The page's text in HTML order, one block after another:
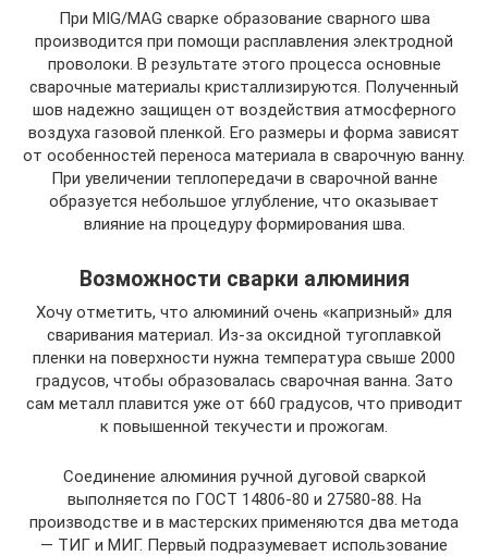
При MIG/MAG сварке образование сварного шва
производится при помощи расплавления электродной
проволоки. В результате этого процесса основные
сварочные материалы кристаллизируются. Полученный
шов надежно защищен от воздействия атмосферного
воздуха газовой пленкой. Его размеры и форма зависят
от особенностей переноса материала в сварочную ванну.
При увеличении теплопередачи в сварочной ванне
образуется небольшое углубление, что оказывает
влияние на процедуру формирования шва.
Возможности сварки алюминия
Хочу отметить, что алюминий очень «капризный» для
сваривания материал. Из-за оксидной тугоплавкой
пленки на поверхности нужна температура свыше 2000
градусов, чтобы образовалась сварочная ванна. Зато
сам металл плавится уже от 660 градусов, что приводит
к повышенной текучести и прожогам.
Соединение алюминия ручной дуговой сваркой
выполняется по ГОСТ 14806-80 и 27580-88. На
производстве и в мастерских применяются два метода
— ТИГ и МИГ. Первый подразумевает использование